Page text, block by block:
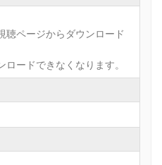
ページからダウンロード
ードできなくなります。